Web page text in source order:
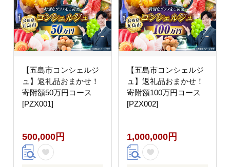
【五島市コンシェルジ
ュ】返礼品おまかせ！
寄附額50万円コース
[PZX001]
500,000円
【五島市コンシェルジ
ュ】返礼品おまかせ！
寄附額100万円コース
[PZX002]
1,000,000円